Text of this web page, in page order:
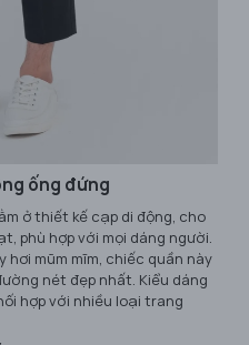
ống đứng
ở thiết kế cạp di động, cho
phù hợp với mọi dáng người.
hơi mũm mĩm, chiếc quần này
nét đẹp nhất. Kiểu dáng
hợp với nhiều loại trang